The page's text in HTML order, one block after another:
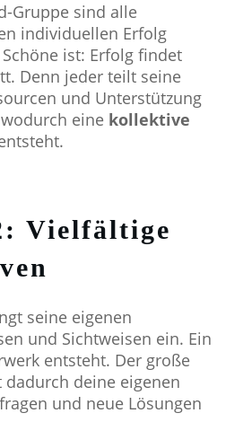
Gruppe sind alle
individuellen Erfolg
ist: Erfolg findet
Denn jeder teilt seine
und Unterstützung
eine kollektive
Vielfältige
seine eigenen
und Sichtweisen ein. Ein
entsteht. Der große
deine eigenen
und neue Lösungen